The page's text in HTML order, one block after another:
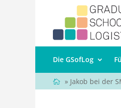
Die GSofLog
» Jakob bei der